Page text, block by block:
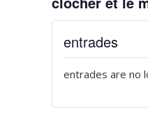
entrades
entrades are no